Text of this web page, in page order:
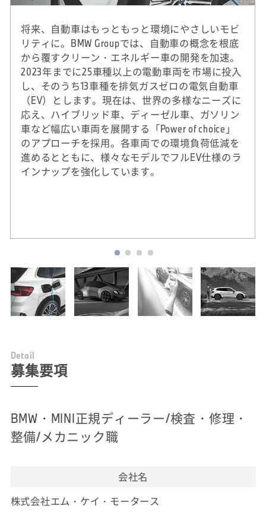
将来、自動車はもっともっと環境にやさしいモビ
リティに。BMW Groupでは、自動車の概念を根底
から覆すクリーン・エネルギー車の開発を加速。
2023年までに25車種以上の電動車両を市場に投入
し、そのうち13車種を排気ガスゼロの電気自動車
（EV）とします。現在は、世界の多様なニーズに
応え、ハイブリッド車、ディーゼル車、ガソリン
車など幅広い車両を展開する「Power of choice」
のアプローチを採用。各車両での環境負荷低減を
進めるとともに、様々なモデルでフルEV仕様のラ
インナップを強化しています。
Detail
募集要項
BMW・MINI正規ディーラー/検査・修理・
整備/メカニック職
会社名
株式会社エム・ケイ・モータース